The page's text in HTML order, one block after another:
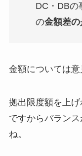
DC・DBの
の金額差
金額については意
拠出限度額を上
ですからバラン
ね。